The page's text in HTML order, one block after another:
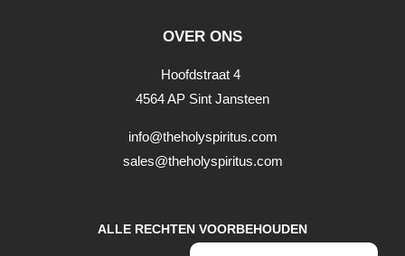
OVER ONS
Hoofdstraat 4
4564 AP Sint Jansteen
info@theholyspiritus.com
sales@theholyspiritus.com
ALLE RECHTEN VOORBEHOUDEN